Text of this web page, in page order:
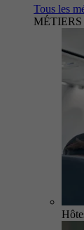
Tous les
MÉTIERS